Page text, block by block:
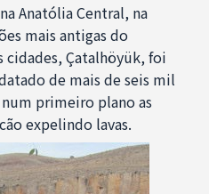
Anatólia Central, na
mais antigas do
cidades, Çatalhöyük, foi
de mais de seis mil
primeiro plano as
expelindo lavas.